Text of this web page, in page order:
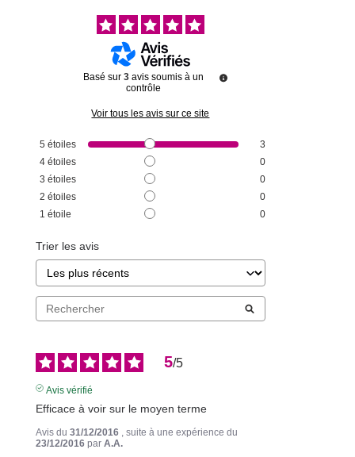
Basé sur 3 avis soumis à un
contrôle
Voir tous les avis sur ce site
5 étoiles
3
4 étoiles
0
3 étoiles
0
2 étoiles
0
1 étoile 0
Trier les avis
5/5
Avis vérifié
Efficace à voir sur le moyen terme
Avis du 31/12/2016 , suite à une expérience du
23/12/2016 par A.A.